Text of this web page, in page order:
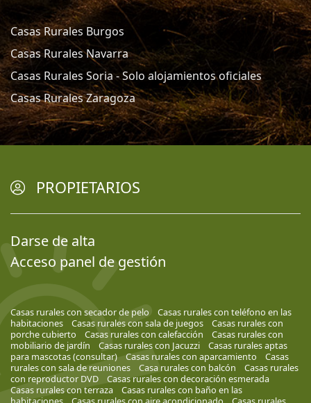
Casas Rurales Burgos
Casas Rurales Navarra
Casas Rurales Soria - Solo alojamientos oficiales
Casas Rurales Zaragoza
PROPIETARIOS
Darse de alta
Acceso panel de gestión
Casas rurales con secador de pelo
Casas rurales con teléfono en las
habitaciones
Casas rurales con sala de juegos
Casas rurales con
porche cubierto
Casas rurales con calefacción
Casas rurales con
mobiliario de jardín
Casas rurales con Jacuzzi
Casas rurales aptas
para mascotas (consultar)
Casas rurales con aparcamiento
Casas
rurales con sala de reuniones
Casa rurales con balcón
Casas rurales
con reproductor DVD
Casas rurales con decoración esmerada
Casas rurales con terraza
Casas rurales con baño en las